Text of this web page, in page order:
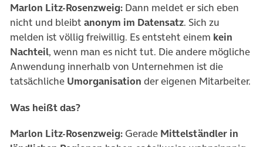
Marlon Litz-Rosenzweig: Dann meldet er sich eben
nicht und bleibt anonym im Datensatz. Sich zu
melden ist völlig freiwillig. Es entsteht einem kein
Nachteil, wenn man es nicht tut. Die andere mögliche
Anwendung innerhalb von Unternehmen ist die
tatsächliche Umorganisation der eigenen Mitarbeiter.
Was heißt das?
Marlon Litz-Rosenzweig: Gerade Mittelständler in